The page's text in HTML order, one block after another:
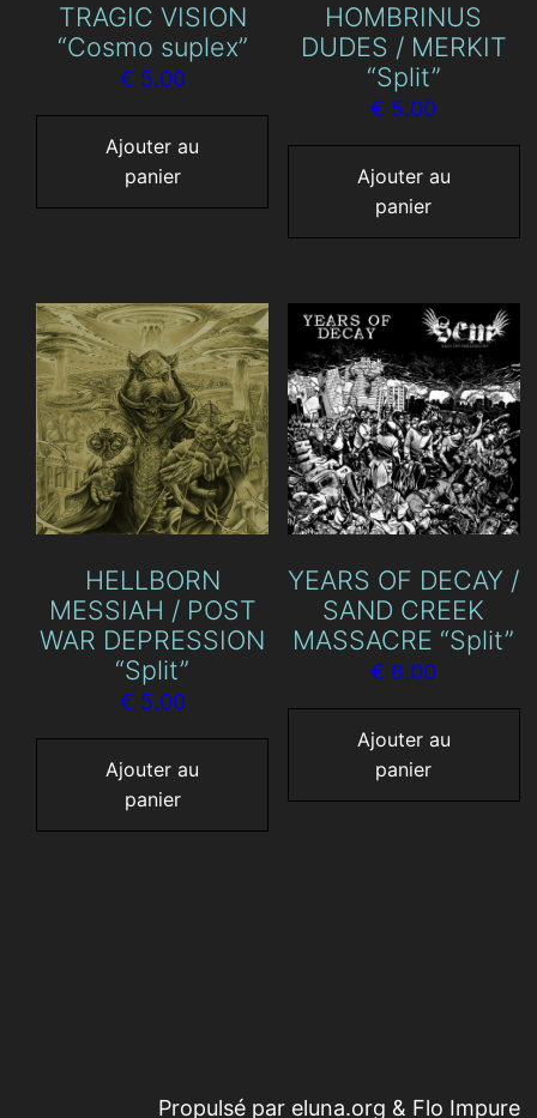
TRAGIC VISION
“Cosmo suplex”
€ 5.00
Ajouter au
panier
HOMBRINUS
DUDES / MERKIT
“Split”
€ 5.00
Ajouter au
panier
HELLBORN
MESSIAH / POST
WAR DEPRESSION
“Split”
€ 5.00
Ajouter au
panier
YEARS OF DECAY /
SAND CREEK
MASSACRE “Split”
€ 8.00
Ajouter au
panier
Propulsé par eluna.org & Flo Impure